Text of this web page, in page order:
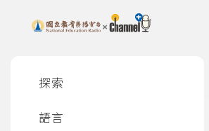
上方功能區塊
探索
語言